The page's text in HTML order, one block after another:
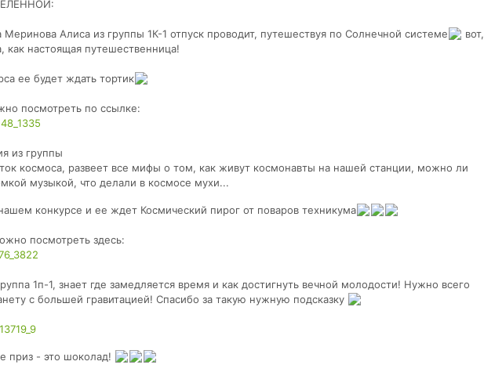
Алиса из группы 1К-1 отпуск проводит, путешествуя по Солнечной системе
вот,
как настоящая путешественница!
ее будет ждать тортик
посмотреть по ссылке:
из группы
космоса, развеет все мифы о том, как живут космонавты на нашей станции, можно ли
музыкой, что делали в космосе мухи...
конкурсе и ее ждет Космический пирог от поваров техникума
посмотреть здесь:
1п-1, знает где замедляется время и как достигнуть вечной молодости! Нужно всего
с большей гравитацией! Спасибо за такую нужную подсказку
приз - это шоколад!